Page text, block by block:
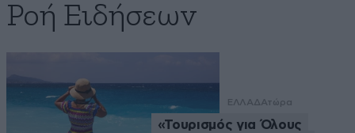
Ροή Ειδήσεων
ΕΛΛΑΔΑτώρα
«Τουρισμός για Όλους